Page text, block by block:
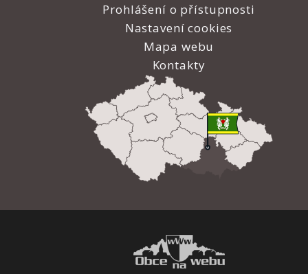
Prohlášení o přístupnosti
Nastavení cookies
Mapa webu
Kontakty